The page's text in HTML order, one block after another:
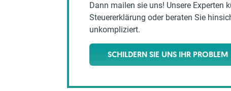
Dann mailen sie uns! Unsere Experten
Steuererklärung oder beraten Sie
unkompliziert.
SCHILDERN SIE UNS IHR PROBLEM